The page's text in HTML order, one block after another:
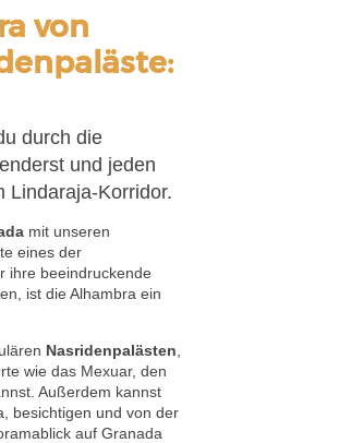
von
durch die
und jeden
Lindaraja-Korridor.
mit unseren
eines der
ihre beeindruckende
ist die Alhambra ein
Nasridenpalästen
wie das Mexuar, den
Außerdem kannst
besichtigen und von der
auf Granada